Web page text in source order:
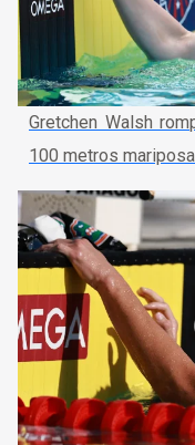
Gretchen Walsh
100 metros